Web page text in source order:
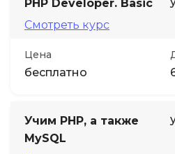
PHP Developer. Basic
Смотреть курс
Цена
бесплатно
Учим PHP, а также
MySQL